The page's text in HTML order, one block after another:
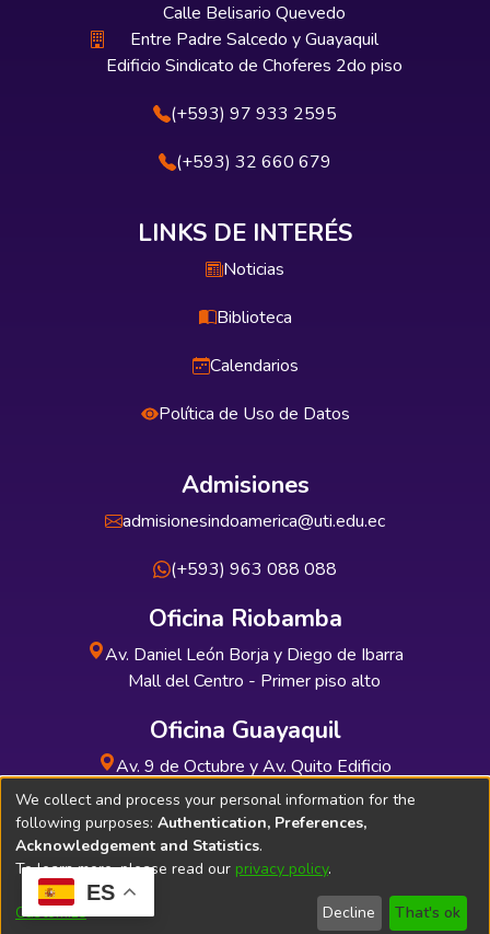
ES
Calle Belisario Quevedo
Entre Padre Salcedo y Guayaquil
Edificio Sindicato de Choferes 2do piso
(+593) 97 933 2595
(+593) 32 660 679
LINKS DE INTERÉS
Noticias
Biblioteca
Calendarios
Política de Uso de Datos
Admisiones
admisionesindoamerica@uti.edu.ec
(+593) 963 088 088
Oficina Riobamba
Av. Daniel León Borja y Diego de Ibarra
Mall del Centro - Primer piso alto
Oficina Guayaquil
Av. 9 de Octubre y Av. Quito Edificio
INDUAUTO - Planta baja
Soporte Técnico Bibliolatino.com
We collect and process your personal information for the
following purposes: Authentication, Preferences,
Acknowledgement and Statistics.
To learn more, please read our privacy policy.
Customize Decline That's ok